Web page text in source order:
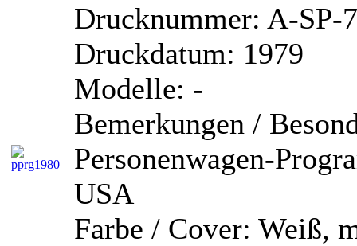
Drucknummer: A-SP-
Druckdatum: 1979
Modelle: -
Bemerkungen /
Personenwagen-
USA
Farbe / Cover: Weiß,